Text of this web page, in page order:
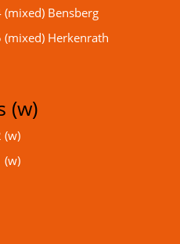
(mixed) Bensberg
(mixed) Herkenrath
(w)
(w)
(w)